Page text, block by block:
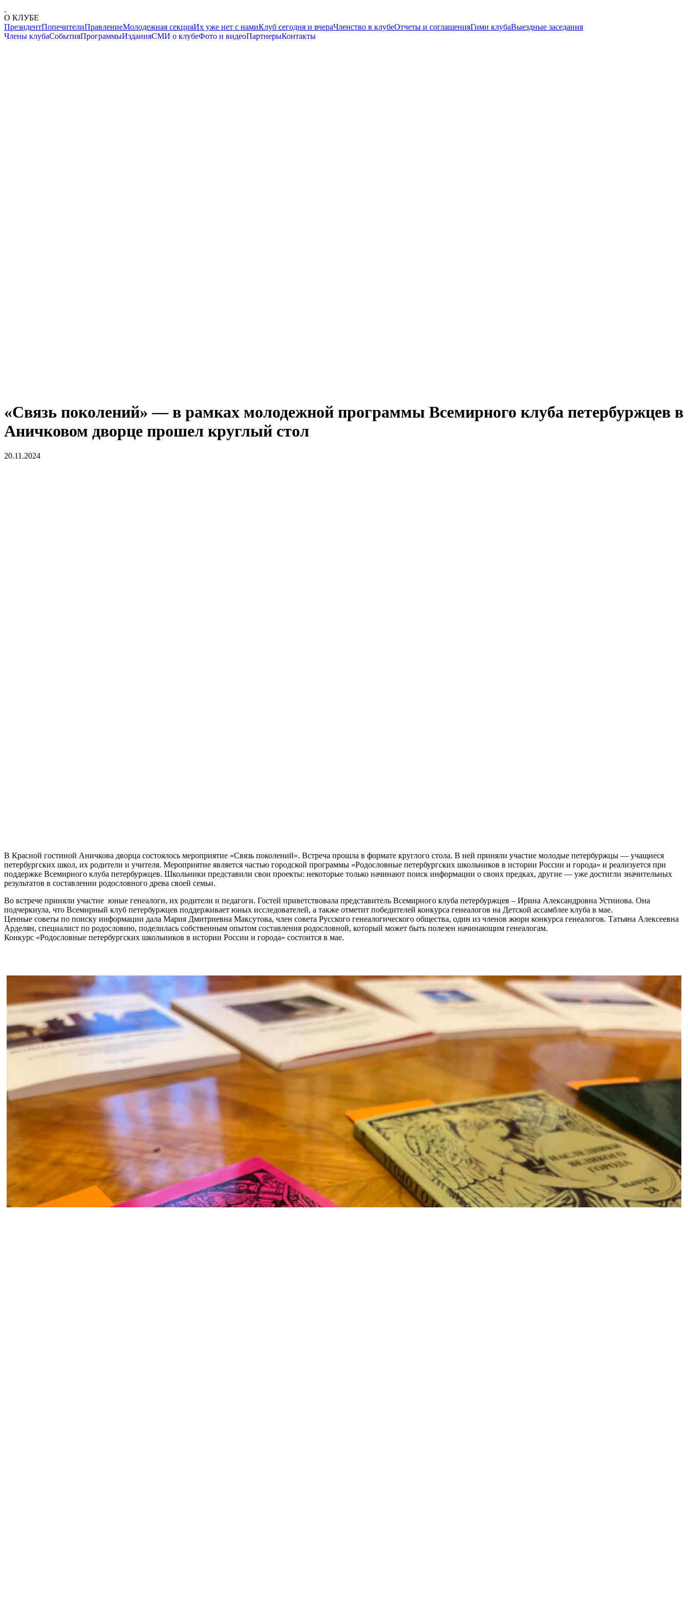
О КЛУБЕ
ПрезидентПопечителиПравлениеМолодежная секцияИх уже нет с намиКлуб сегодня и вчераЧленство в клубеОтчеты и соглашенияГимн клубаВыездные заседания
Члены клубаСобытияПрограммыИзданияСМИ о клубеФото и видеоПартнерыКонтакты
«Связь поколений» — в рамках молодежной программы Всемирного клуба петербуржцев в
Аничковом дворце прошел круглый стол
20.11.2024
В Красной гостиной Аничкова дворца состоялось мероприятие «Связь поколений». Встреча прошла в формате круглого стола. В ней приняли участие молодые петербуржцы — учащиеся
петербургских школ, их родители и учителя. Мероприятие является частью городской программы «Родословные петербургских школьников в истории России и города» и реализуется при
поддержке Всемирного клуба петербуржцев. Школьники представили свои проекты: некоторые только начинают поиск информации о своих предках, другие — уже достигли значительных
результатов в составлении родословного древа своей семьи.
Во встрече приняли участие юные генеалоги, их родители и педагоги. Гостей приветствовала представитель Всемирного клуба петербуржцев – Ирина Александровна Устинова. Она
подчеркнула, что Всемирный клуб петербуржцев поддерживает юных исследователей, а также отметит победителей конкурса генеалогов на Детской ассамблее клуба в мае.
Ценные советы по поиску информации дала Мария Дмитриевна Максутова, член совета Русского генеалогического общества, один из членов жюри конкурса генеалогов. Татьяна Алексеевна
Арделян, специалист по родословию, поделилась собственным опытом составления родословной, который может быть полезен начинающим генеалогам.
Конкурс «Родословные петербургских школьников в истории России и города» состоится в мае.